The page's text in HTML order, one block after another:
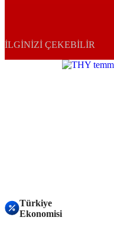
İLGINIZI ÇEKEBILIR
Türkiye
Ekonomisi